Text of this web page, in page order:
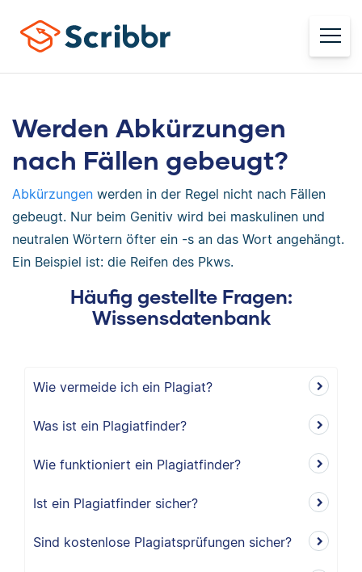
Werden Abkürzungen
nach Fällen gebeugt?
Abkürzungen werden in der Regel nicht nach Fällen
gebeugt. Nur beim Genitiv wird bei maskulinen und
neutralen Wörtern öfter ein -s an das Wort angehängt.
Ein Beispiel ist: die Reifen des Pkws.
Häufig gestellte Fragen:
Wissensdatenbank
Wie vermeide ich ein Plagiat?
Was ist ein Plagiatfinder?
Wie funktioniert ein Plagiatfinder?
Ist ein Plagiatfinder sicher?
Sind kostenlose Plagiatsprüfungen sicher?